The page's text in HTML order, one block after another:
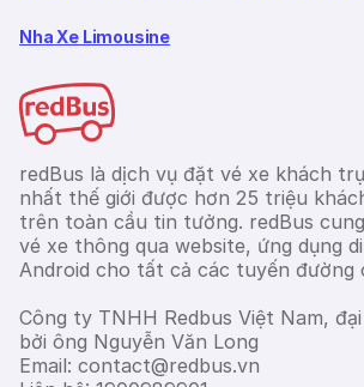
Nha Xe Limousine
redBus là dịch vụ đặt vé xe khách
nhất thế giới được hơn 25 triệu
trên toàn cầu tin tưởng. redBus
vé xe thông qua website, ứng dụng
Android cho tất cả các tuyến đường
Công ty TNHH Redbus Việt Nam,
bởi ông Nguyễn Văn Long
Email: contact@redbus.vn